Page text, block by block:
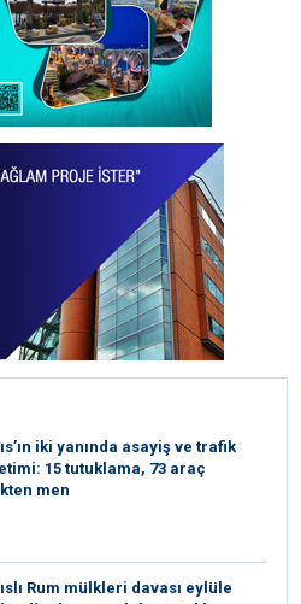
iki yanında asayiş ve trafik
15 tutuklama, 73 araç
men
Rum mülkleri davası eylüle